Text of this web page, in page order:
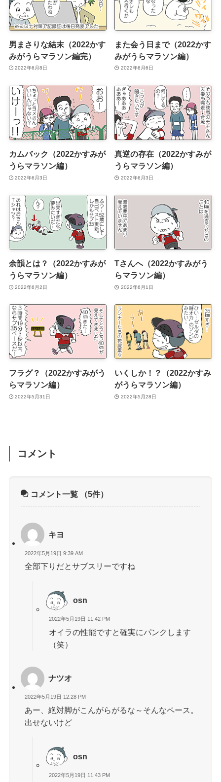
男まさりな結末（2022かす
みがうらマラソン編完）
2022年6月8日
また会う日まで（2022かす
みがうらマラソン編）
2022年6月6日
カムバック（2022かすみが
うらマラソン編）
2022年6月3日
真逆の存在（2022かすみが
うらマラソン編）
2022年6月3日
余韻とは？（2022かすみが
うらマラソン編）
2022年6月2日
Tさんへ（2022かすみがう
らマラソン編）
2022年6月1日
フラグ？（2022かすみがう
らマラソン編）
2022年5月31日
いくしか！？（2022かすみ
がうらマラソン編）
2022年5月28日
コメント
コメント一覧 （5件）
キヨ
2022年5月19日 9:39 AM
全部下りだとサブスリーですね
osn
2022年5月19日 11:42 PM
オイラの性能ですと確実にパンクします
（笑）
ナツオ
2022年5月19日 12:28 PM
あー、絶対脚がこんがらがるな～そんなペース。
出せないけど
osn
2022年5月19日 11:43 PM